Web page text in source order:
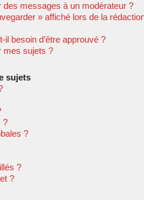
messages à un modérateur ?
» affiché lors de la
besoin d’être approuvé ?
mes sujets ?
sujets
?
?
?
?